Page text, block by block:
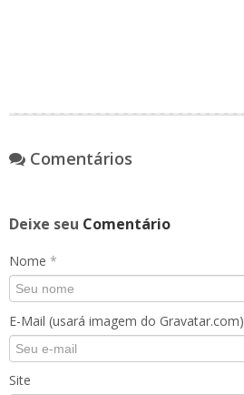
Comentários
Deixe seu Comentário
Nome *
E-Mail (usará imagem do Gravatar.com)
Site